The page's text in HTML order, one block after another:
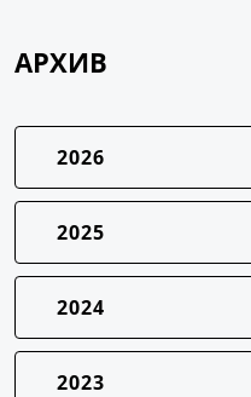
АРХИВ
2026
2025
2024
2023